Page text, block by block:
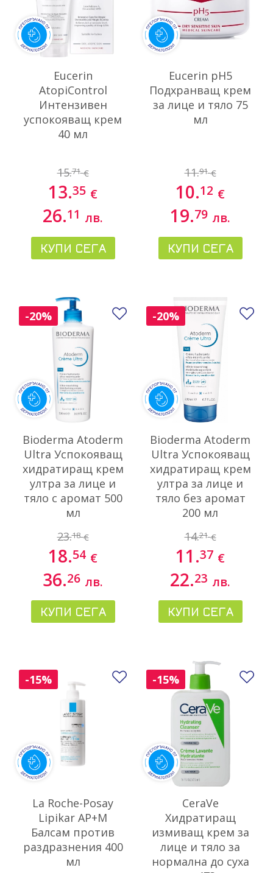
Eucerin
AtopiControl
Интензивен
успокояващ крем
40 мл
15.71 €
13.35 €
26.11 лв.
КУПИ СЕГА
Eucerin pH5
Подхранващ крем
за лице и тяло 75
мл
11.91 €
10.12 €
19.79 лв.
КУПИ СЕГА
Bioderma Atoderm
Ultra Успокояващ
хидратиращ крем
ултра за лице и
тяло с аромат 500
мл
23.18 €
18.54 €
36.26 лв.
КУПИ СЕГА
-20% Добави в любими
Bioderma Atoderm
Ultra Успокояващ
хидратиращ крем
ултра за лице и
тяло без аромат
200 мл
14.21 €
11.37 €
22.23 лв.
КУПИ СЕГА
-20%
La Roche-Posay
Lipikar AP+М
Балсам против
раздразнения 400
мл
-15% Добави в любими
CeraVe
Хидратиращ
измиващ крем за
лице и тяло за
нормална до суха
-15%